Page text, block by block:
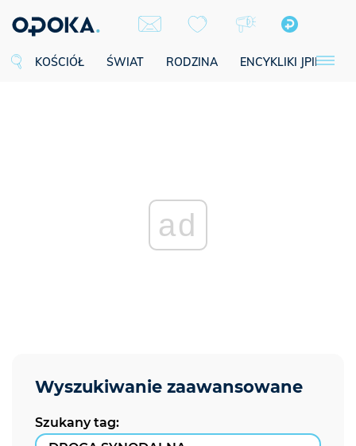
KOŚCIÓŁ ŚWIAT RODZINA ENCYKLIKI JPII
ad
Szukany tag: